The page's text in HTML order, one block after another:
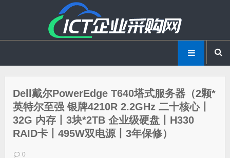
Dell戴尔PowerEdge T640塔式服务器（2颗*
英特尔至强 银牌4210R 2.2GHz 二十核心丨
32G 内存丨3块*2TB 企业级硬盘丨H330
RAID卡丨495W双电源丨3年保修）
0